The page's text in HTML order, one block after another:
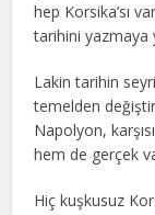
hep Korsika’sı
tarihini yazmaya
Lakin tarihin
temelden
Napolyon,
hem de gerçek
Hiç kuşkusuz